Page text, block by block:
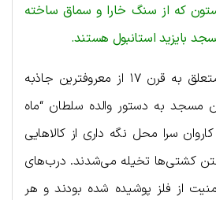
مجسجد و ۲۰ ستون که از سنگ خارا و سماق ساخته
بایزید استانبول هستند.
کارونسرای والده خان متعلق به قرن ۱۷ از معروفترین جاذبه
مسجد به دستور والده سلطان “ماه
سرا محل نگه داری از کالاهایی
کشتی‌ها تخیله می‌شدند. درب‌های
از فلز پوشیده شده بودند و هر